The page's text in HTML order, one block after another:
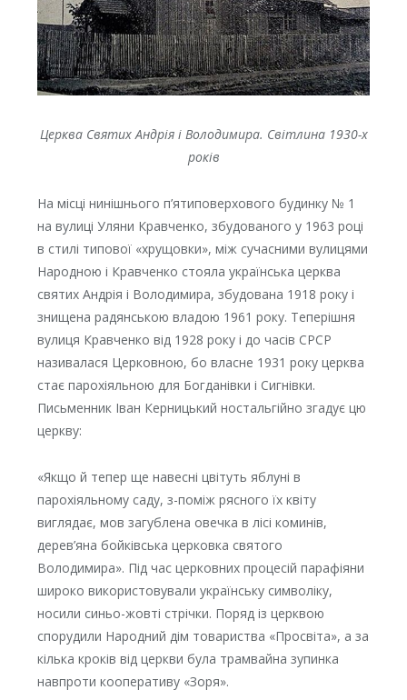
Церква Святих Андрія і Володимира. Світлина 1930-х
років
На місці нинішнього п’ятиповерхового будинку № 1
на вулиці Уляни Кравченко, збудованого у 1963 році
в стилі типової «хрущовки», між сучасними вулицями
Народною і Кравченко стояла українська церква
святих Андрія і Володимира, збудована 1918 року і
знищена радянською владою 1961 року. Теперішня
вулиця Кравченко від 1928 року і до часів СРСР
називалася Церковною, бо власне 1931 року церква
стає парохіяльною для Богданівки і Сигнівки.
Письменник Іван Керницький ностальгійно згадує цю
церкву:
«Якщо й тепер ще навесні цвітуть яблуні в
парохіяльному саду, з-поміж рясного їх квіту
виглядає, мов загублена овечка в лісі коминів,
дерев’яна бойківська церковка святого
Володимира». Під час церковних процесій парафіяни
широко використовували українську символіку,
носили синьо-жовті стрічки. Поряд із церквою
спорудили Народний дім товариства «Просвіта», а за
кілька кроків від церкви була трамвайна зупинка
навпроти кооперативу «Зоря».